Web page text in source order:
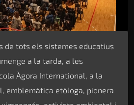
de tots els sistemes educatius
a la tarda, a les
Àgora International, a la
emblemàtica etòloga, pionera